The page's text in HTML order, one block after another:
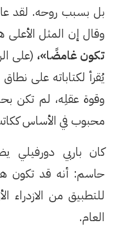
بل بسبب روحه. لقد
وقال إن المثل
تكون غامضًا»، (على
يُقرأ لكتاباته على
وقوة عقلِه، لم تكن
محبوب في الأساس
كان باربي
حاسم: أنه قد تكون
للتطبيق من الازدراء
العام.